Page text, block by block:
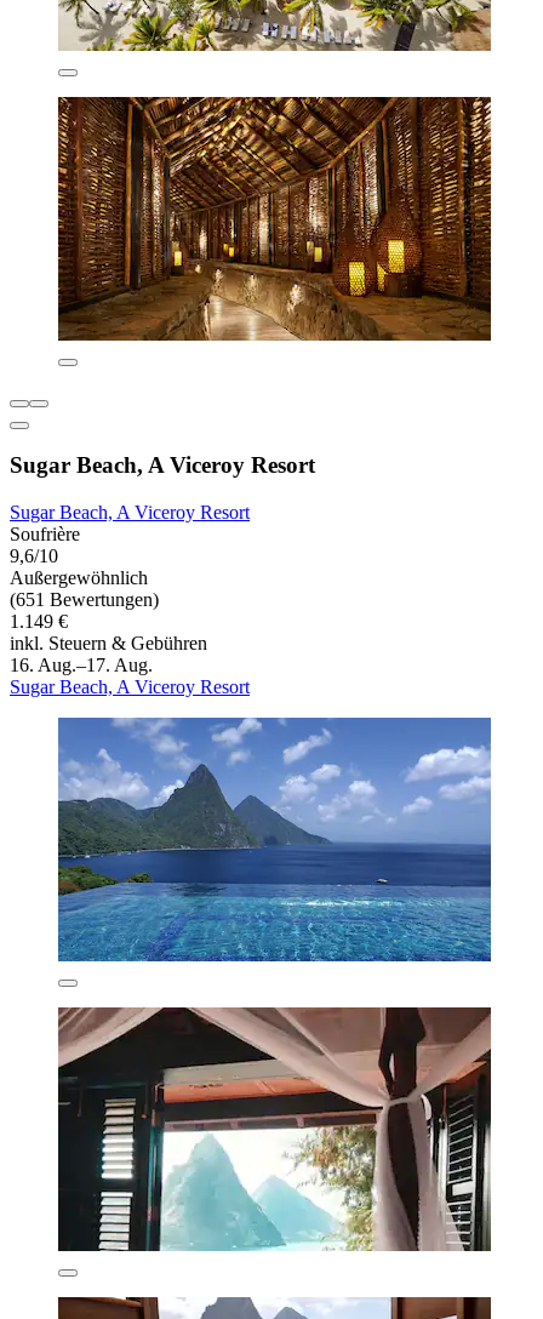
Sugar Beach, A Viceroy Resort
Sugar Beach, A Viceroy Resort
Soufrière
9,6/10
Außergewöhnlich
(651 Bewertungen)
1.149 €
inkl. Steuern & Gebühren
16. Aug.–17. Aug.
Sugar Beach, A Viceroy Resort